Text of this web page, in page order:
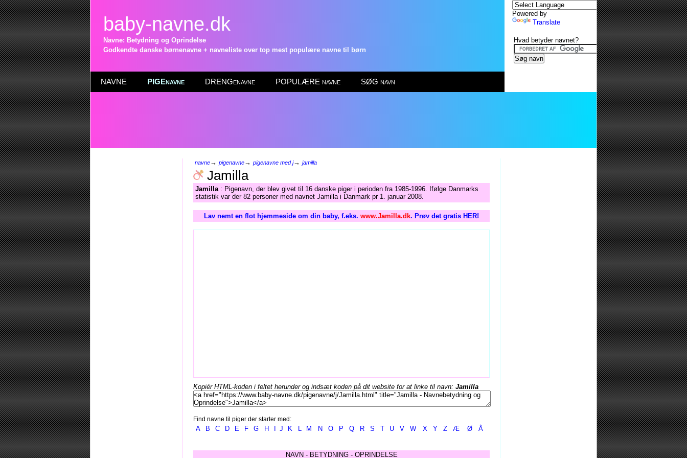
baby-navne.dk
Navne: Betydning og Oprindelse
Godkendte danske børnenavne + navneliste over top mest populære navne til børn
NAVNE PIGEnavne DRENGenavne POPULÆRE navne SØG navn
navne→ pigenavne→ pigenavne med j→ jamilla
Jamilla
Jamilla: Pigenavn, der blev givet til 16 danske piger i perioden fra 1985-1996. Ifølge Danmarks
statistik var der 82 personer med navnet Jamilla i Danmark pr 1. januar 2008.
Lav nemt en flot hjemmeside om din baby, f.eks. www.Jamilla.dk. Prøv det gratis HER!
Kopiér HTML-koden i feltet herunder og indsæt koden på dit website for at linke til navn: Jamilla
Find navne til piger der starter med:
A B C D E F G H J K L M N O P Q R S T U V W X Y Z Æ Ø Å
NAVN - BETYDNING - OPRINDELSE
Powered by
Translate
Hvad betyder navnet?